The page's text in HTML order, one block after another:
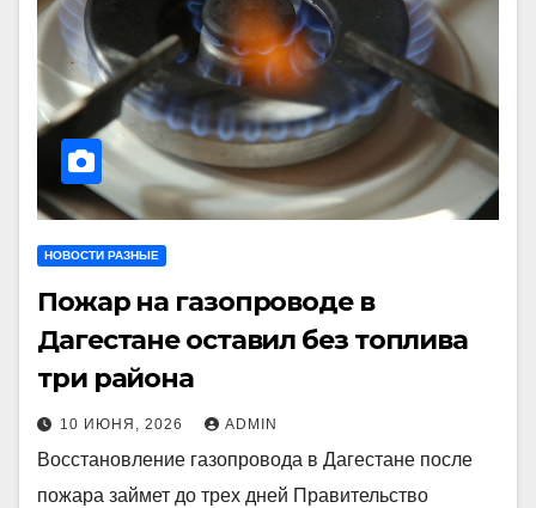
НОВОСТИ РАЗНЫЕ
Пожар на газопроводе в
Дагестане оставил без топлива
три района
10 ИЮНЯ, 2026 ADMIN
Восстановление газопровода в Дагестане после
пожара займет до трех дней Правительство